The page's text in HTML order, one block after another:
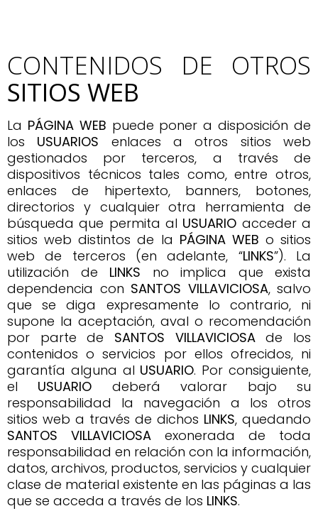
CONTENIDOS DE OTROS
SITIOS WEB
La PÁGINA WEB puede poner a disposición de
los USUARIOS enlaces a otros sitios web
gestionados por terceros, a través de
dispositivos técnicos tales como, entre otros,
enlaces de hipertexto, banners, botones,
directorios y cualquier otra herramienta de
búsqueda que permita al USUARIO acceder a
sitios web distintos de la PÁGINA WEB o sitios
web de terceros (en adelante, “LINKS”). La
utilización de LINKS no implica que exista
dependencia con SANTOS VILLAVICIOSA, salvo
que se diga expresamente lo contrario, ni
supone la aceptación, aval o recomendación
por parte de SANTOS VILLAVICIOSAde los
contenidos o servicios por ellos ofrecidos, ni
garantía alguna al USUARIO. Por consiguiente,
el USUARIO deberá valorar bajo su
responsabilidad la navegación a los otros
sitios web a través de dichos LINKS, quedando
SANTOS VILLAVICIOSA exonerada de toda
responsabilidad en relación con la información,
datos, archivos, productos, servicios y cualquier
clase de material existente en las páginas a las
que se acceda a través de los LINKS.